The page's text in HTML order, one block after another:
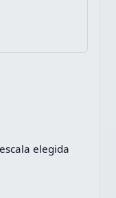
elegida